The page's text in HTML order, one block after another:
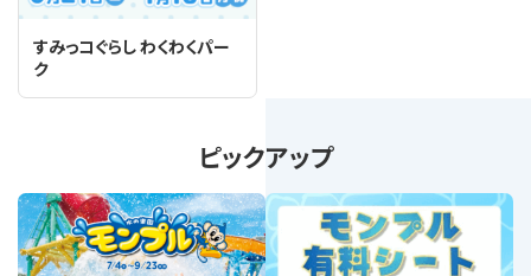
すみっコぐらし わくわくパー
ク
ピックアップ